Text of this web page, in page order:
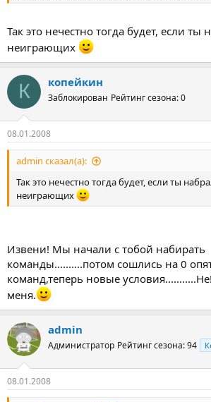
Так это нечестно тогда будет, если ты
неиграющих
К копейкин
Заблокирован Рейтинг сезона: 0
08.01.2008
admin сказал(а):
Так это нечестно тогда будет, если ты
неиграющих
Извени! Мы начали с тобой набирать
команды..........потом сошлись на 0
команд,теперь новые
меня.
admin
Администратор Рейтинг сезона: 94
08.01.2008